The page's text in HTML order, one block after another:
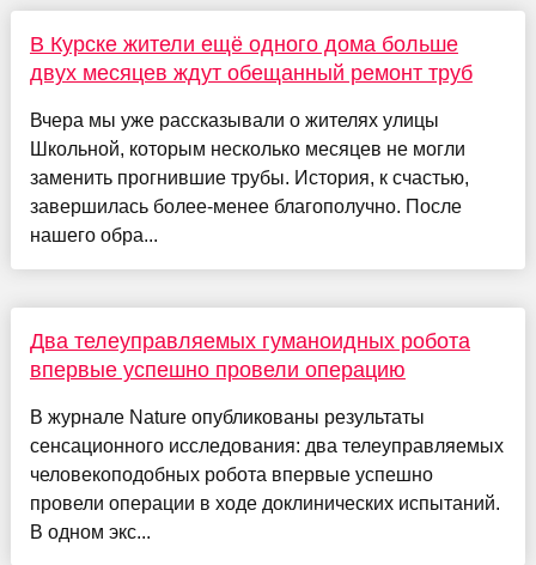
В Курске жители ещё одного дома больше
двух месяцев ждут обещанный ремонт труб
Вчера мы уже рассказывали о жителях улицы
Школьной, которым несколько месяцев не могли
заменить прогнившие трубы. История, к счастью,
завершилась более-менее благополучно. После
нашего обра...
Два телеуправляемых гуманоидных робота
впервые успешно провели операцию
В журнале Nature опубликованы результаты
сенсационного исследования: два телеуправляемых
человекоподобных робота впервые успешно
провели операции в ходе доклинических испытаний.
В одном экс...